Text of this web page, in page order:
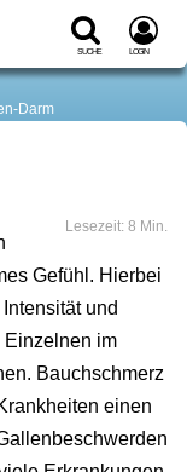
Suche Login
Darm
Lesezeit: 8 Min.
Gefühl. Hierbei
und
Einzelnen im
Bauchschmerz
einen